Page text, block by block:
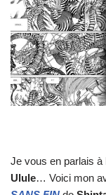
Je vous en parlais à
Ulule… Voici mon